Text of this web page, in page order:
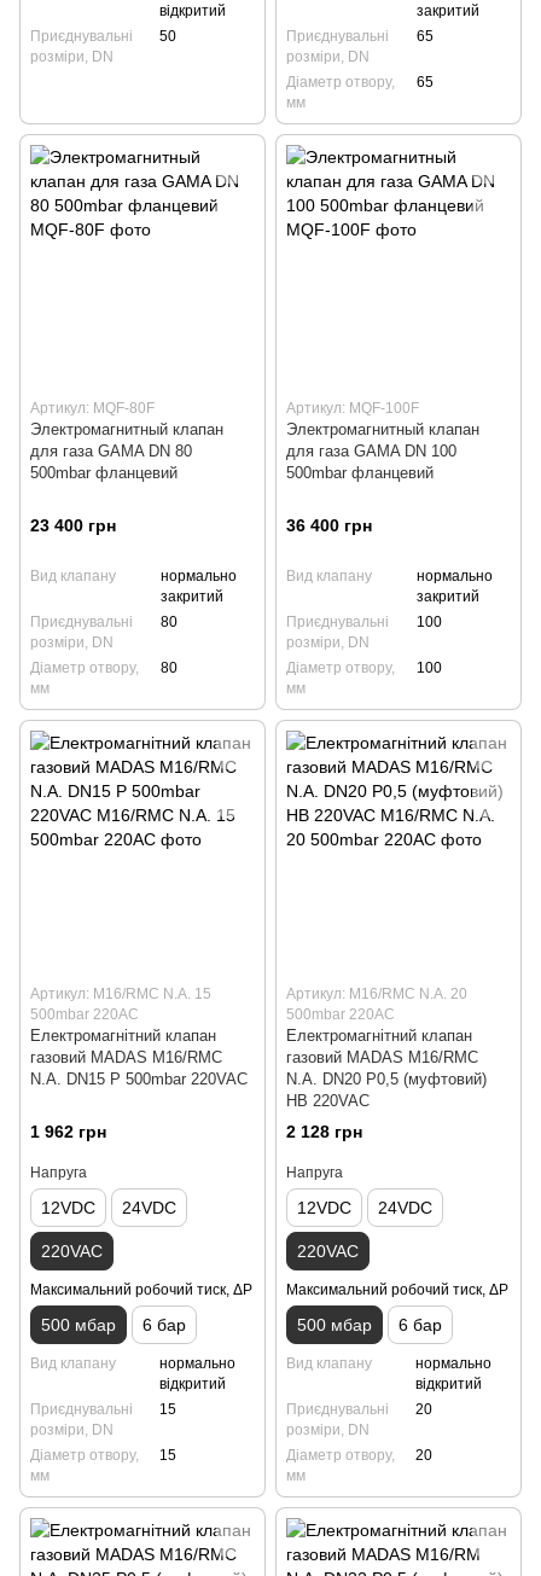
відкритий
Приєднувальні
розміри, DN
50
закритий
Приєднувальні
розміри, DN
65
Діаметр отвору,
мм
65
Артикул: MQF-80F
Электромагнитный клапан
для газа GAMA DN 80
500mbar фланцевий
23 400 грн
Вид клапану
нормально
закритий
Приєднувальні
розміри, DN
80
Діаметр отвору,
мм
80
Артикул: MQF-100F
Электромагнитный клапан
для газа GAMA DN 100
500mbar фланцевий
36 400 грн
Вид клапану
нормально
закритий
Приєднувальні
розміри, DN
100
Діаметр отвору,
мм
100
Артикул: M16/RMC N.A. 15
500mbar 220AC
Електромагнітний клапан
газовий MADAS M16/RMC
N.A. DN15 Р 500mbar 220VAC
1 962 грн
Напруга
12VDC 24VDC
220VAC
Максимальний робочий тиск, ΔP
500 мбар 6 бар
Вид клапану
нормально
відкритий
Приєднувальні
розміри, DN
15
Діаметр отвору,
мм
15
Артикул: M16/RMC N.A. 20
500mbar 220AC
Електромагнітний клапан
газовий MADAS M16/RMC
N.A. DN20 Р0,5 (муфтовий)
НВ 220VAC
2 128 грн
Напруга
12VDC 24VDC
220VAC
Максимальний робочий тиск, ΔP
500 мбар 6 бар
Вид клапану
нормально
відкритий
Приєднувальні
розміри, DN
20
Діаметр отвору,
мм
20